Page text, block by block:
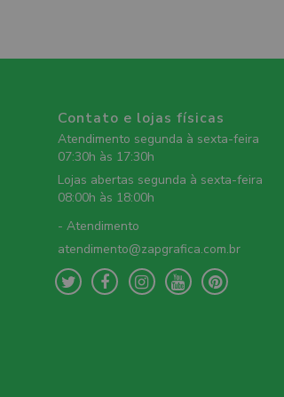
Contato e lojas físicas
Atendimento segunda à sexta-feira
07:30h às 17:30h
Lojas abertas segunda à sexta-feira
08:00h às 18:00h
- Atendimento
atendimento@zapgrafica.com.br